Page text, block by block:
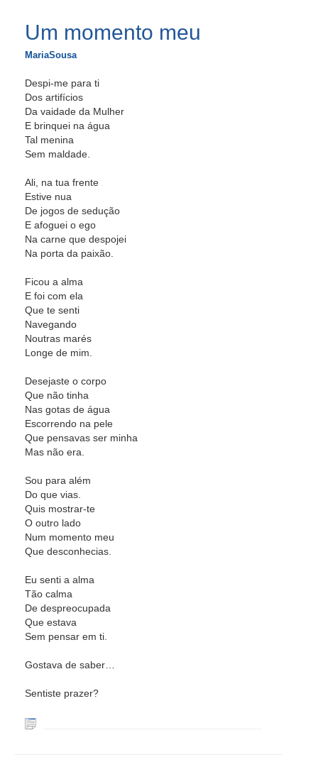
Um momento meu
MariaSousa
Despi-me para ti
Dos artifícios
Da vaidade da Mulher
E brinquei na água
Tal menina
Sem maldade.
Ali, na tua frente
Estive nua
De jogos de sedução
E afoguei o ego
Na carne que despojei
Na porta da paixão.
Ficou a alma
E foi com ela
Que te senti
Navegando
Noutras marés
Longe de mim.
Desejaste o corpo
Que não tinha
Nas gotas de água
Escorrendo na pele
Que pensavas ser minha
Mas não era.
Sou para além
Do que vias.
Quis mostrar-te
O outro lado
Num momento meu
Que desconhecias.
Eu senti a alma
Tão calma
De despreocupada
Que estava
Sem pensar em ti.
Gostava de saber…
Sentiste prazer?